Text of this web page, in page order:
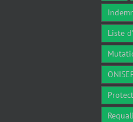
Liste